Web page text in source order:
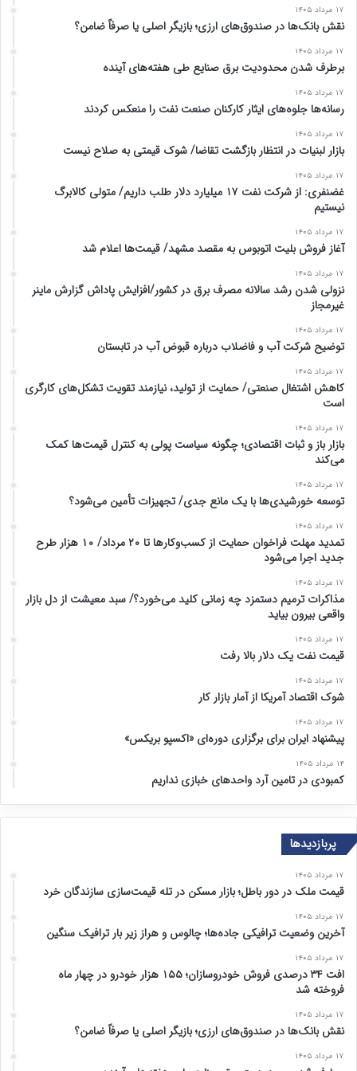
۱۷ مرداد ۱۴۰۵
نقش بانک‌ها در صندوق‌های ارزی؛ بازیگر اصلی یا صرفاً ضامن؟
۱۷ مرداد ۱۴۰۵
برطرف شدن محدودیت‌ برق صنایع طی هفته‌های آینده
۱۷ مرداد ۱۴۰۵
رسانه‌ها جلوه‌های ایثار کارکنان صنعت نفت را منعکس کردند
۱۷ مرداد ۱۴۰۵
بازار لبنیات در انتظار بازگشت تقاضا/ شوک قیمتی به صلاح نیست
۱۷ مرداد ۱۴۰۵
غضنفری: از شرکت نفت ۱۷ میلیارد دلار طلب داریم/ متولی کالابرگ
نیستیم
۱۷ مرداد ۱۴۰۵
آغاز فروش بلیت اتوبوس به مقصد مشهد/ قیمت‌ها اعلام شد
۱۷ مرداد ۱۴۰۵
نزولی شدن رشد سالانه مصرف برق در کشور/افزایش پاداش گزارش ماینر
غیرمجاز
۱۷ مرداد ۱۴۰۵
توضیح شرکت آب و فاضلاب درباره قبوض آب در تابستان
۱۷ مرداد ۱۴۰۵
کاهش اشتغال صنعتی/ حمایت از تولید، نیازمند تقویت تشکل‌های کارگری
است
۱۷ مرداد ۱۴۰۵
بازار باز و ثبات اقتصادی؛ چگونه سیاست پولی به کنترل قیمت‌ها کمک
می‌کند
۱۷ مرداد ۱۴۰۵
توسعه خورشیدی‌ها با یک مانع جدی/ تجهیزات تأمین می‌شود؟
۱۷ مرداد ۱۴۰۵
تمدید مهلت فراخوان حمایت از کسب‌وکارها تا ۲۰ مرداد/ ۱۰ هزار طرح
جدید اجرا می‌شود
۱۷ مرداد ۱۴۰۵
مذاکرات ترمیم دستمزد چه زمانی کلید می‌خورد؟/ سبد معیشت از دل بازار
واقعی بیرون بیاید
۱۷ مرداد ۱۴۰۵
قیمت نفت یک دلار بالا رفت
۱۷ مرداد ۱۴۰۵
شوک اقتصاد آمریکا از آمار بازار کار
۱۷ مرداد ۱۴۰۵
پیشنهاد ایران برای برگزاری دوره‌ای «اکسپو بریکس»
۱۴ مرداد ۱۴۰۵
کمبودی در تامین آرد واحد‌های خبازی نداریم
پربازدیدها
۱۷ مرداد ۱۴۰۵
قیمت ملک در دور باطل؛ بازار مسکن در تله قیمت‌سازی سازندگان خرد
۱۷ مرداد ۱۴۰۵
آخرین وضعیت ترافیکی جاده‌ها؛ چالوس و هراز زیر بار ترافیک سنگین
۱۷ مرداد ۱۴۰۵
افت ۳۴ درصدی فروش خودروسازان؛ ۱۵۵ هزار خودرو در چهار ماه
فروخته شد
۱۷ مرداد ۱۴۰۵
نقش بانک‌ها در صندوق‌های ارزی؛ بازیگر اصلی یا صرفاً ضامن؟
۱۷ مرداد ۱۴۰۵